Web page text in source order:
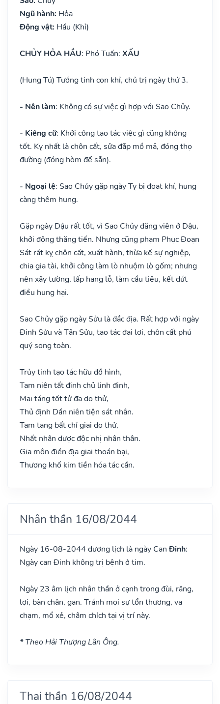
Ngũ hành: Hỏa
Động vật: Hầu (Khỉ)
CHỦY HỎA HẦU: Phó Tuấn: XẤU
(Hung Tú) Tướng tinh con khỉ, chủ trị ngày thứ 3.
- Nên làm: Không có sự việc gì hợp với Sao Chủy.
- Kiêng cữ: Khởi công tạo tác việc gì cũng không
tốt. Kỵ nhất là chôn cất, sửa đắp mồ mả, đóng thọ
đường (đóng hòm để sẵn).
- Ngoại lệ: Sao Chủy gặp ngày Tỵ bị đoạt khí, hung
càng thêm hung.
Gặp ngày Dậu rất tốt, vì Sao Chủy đăng viên ở Dậu,
khởi động thăng tiến. Nhưng cũng phạm Phục Đoạn
Sát rất kỵ chôn cất, xuất hành, thừa kế sự nghiệp,
chia gia tài, khởi công làm lò nhuộm lò gốm; nhưng
nên xây tường, lấp hang lỗ, làm cầu tiêu, kết dứt
điều hung hại.
Sao Chủy gặp ngày Sửu là đắc địa. Rất hợp với ngày
Đinh Sửu và Tân Sửu, tạo tác đại lợi, chôn cất phú
quý song toàn.
Trủy tinh tạo tác hữu đồ hình,
Tam niên tất đinh chủ linh đinh,
Mai táng tốt tử đa do thử,
Thủ định Dần niên tiện sát nhân.
Tam tang bất chỉ giai do thử,
Nhất nhân dược độc nhị nhân thân.
Gia môn điền địa giai thoán bại,
Thương khố kim tiền hóa tác cần.
Nhân thần 16/08/2044
Ngày 16-08-2044 dương lịch là ngày CanĐinh:
Ngày can Đinh không trị bệnh ở tim.
Ngày 23 âm lịch nhân thần ở cạnh trong đùi, răng,
lợi, bàn chân, gan. Tránh mọi sự tổn thương, va
chạm, mổ xẻ, châm chích tại vị trí này.
* Theo Hải Thượng Lãn Ông.
Thai thần 16/08/2044